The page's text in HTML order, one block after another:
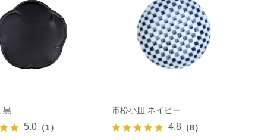
黒
5.0 （1）
市松小皿 ネイビー
4.8 （8）